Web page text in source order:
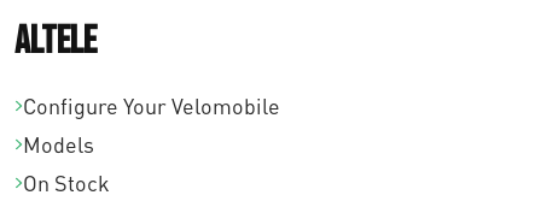
Altele
Configure Your Velomobile
Models
On Stock